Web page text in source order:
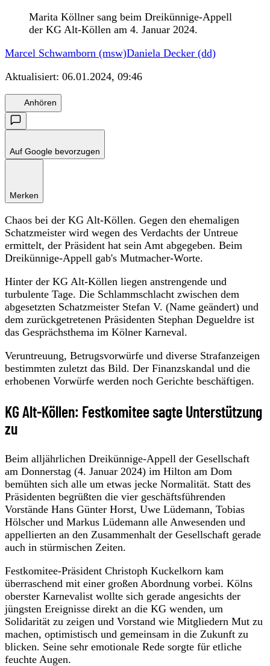
Marita Köllner sang beim Dreikünnige-Appell
der KG Alt-Köllen am 4. Januar 2024.
Marcel Schwamborn (msw)Daniela Decker (dd)
Aktualisiert: 06.01.2024, 09:46
Anhören
Auf Google bevorzugen
Merken
Chaos bei der KG Alt-Köllen. Gegen den ehemaligen
Schatzmeister wird wegen des Verdachts der Untreue
ermittelt, der Präsident hat sein Amt abgegeben. Beim
Dreikünnige-Appell gab's Mutmacher-Worte.
Hinter der KG Alt-Köllen liegen anstrengende und
turbulente Tage. Die Schlammschlacht zwischen dem
abgesetzten Schatzmeister Stefan V. (Name geändert) und
dem zurückgetretenen Präsidenten Stephan Degueldre ist
das Gesprächsthema im Kölner Karneval.
Veruntreuung, Betrugsvorwürfe und diverse Strafanzeigen
bestimmten zuletzt das Bild. Der Finanzskandal und die
erhobenen Vorwürfe werden noch Gerichte beschäftigen.
KG Alt-Köllen: Festkomitee sagte Unterstützung
zu
Beim alljährlichen Dreikünnige-Appell der Gesellschaft
am Donnerstag (4. Januar 2024) im Hilton am Dom
bemühten sich alle um etwas jecke Normalität. Statt des
Präsidenten begrüßten die vier geschäftsführenden
Vorstände Hans Günter Horst, Uwe Lüdemann, Tobias
Hölscher und Markus Lüdemann alle Anwesenden und
appellierten an den Zusammenhalt der Gesellschaft gerade
auch in stürmischen Zeiten.
Festkomitee-Präsident Christoph Kuckelkorn kam
überraschend mit einer großen Abordnung vorbei. Kölns
oberster Karnevalist wollte sich gerade angesichts der
jüngsten Ereignisse direkt an die KG wenden, um
Solidarität zu zeigen und Vorstand wie Mitgliedern Mut zu
machen, optimistisch und gemeinsam in die Zukunft zu
blicken. Seine sehr emotionale Rede sorgte für etliche
feuchte Augen.